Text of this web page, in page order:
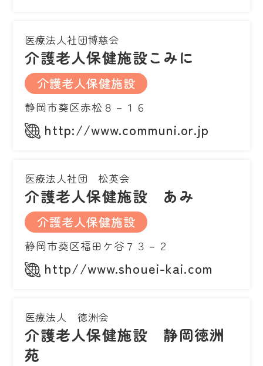
医療法人社団博慈会
介護老人保健施設こみに
介護老人保健施設
静岡市葵区赤松８－１６
http://www.communi.or.jp
医療法人社団 松英会
介護老人保健施設 あみ
介護老人保健施設
静岡市葵区福田ケ谷７３－２
http//www.shouei-kai.com
医療法人 徳洲会
介護老人保健施設 静岡徳洲
苑